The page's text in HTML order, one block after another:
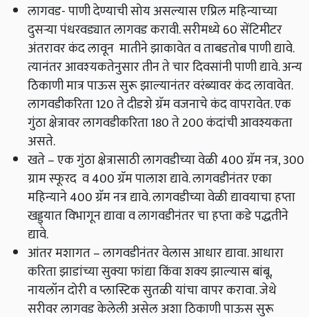
लागवड- पाणी देण्याची सोय असल्यास एप्रिल महिन्याच्या
दुसऱ्या पंधरवड्यात लागवड करावी. सरीमध्ये 60 सेंटिमीटर
अंतरावर कंद लावून मातीने झाकावेत व ताबडतोब पाणी द्यावे.
त्यानंतर आवश्‍यकतेनुसार तीन ते चार दिवसांनी पाणी द्यावे. अन्य
ठिकाणी मात्र पाऊस सुरू झाल्यानंतर वरंब्यावर कंद लावावेत.
लागवडीकरिता 120 ते दीडशे ग्रॅम वजनाचे कंद वापरावेत. एक
गुंठा क्षेत्रावर लागवडीकरिता 180 ते 200 कंदांची आवश्यकता
असते.
खते – एक गुंठा क्षेत्रासाठी लागवडीच्या वेळी 400 ग्रॅम नत्र, 300
ग्राम स्फूरद व 400 ग्रॅम पालाश द्यावे. लागवडीनंतर एका
महिन्याने 400 ग्रॅम नत्र द्यावे. लागवडीच्या वेळी द्यावयाचा हप्ता
खड्ड्यात विभागून द्यावा व लागवडीनंतर चा हप्ता कडे पद्धतीने
द्यावे.
आंतर मशागत – लागवडीनंतर वेलास आधार द्यावा. आधारा
करिता झाडांच्या सुक्या फांद्या किंवा शक्य झाल्यास बांबू,
नायलॉन दोरी व प्लास्टिक सुतळी यांचा वापर करावा. जेथे
सरीवर लागवड केलेली असेल अशा ठिकाणी पाऊस सुरू